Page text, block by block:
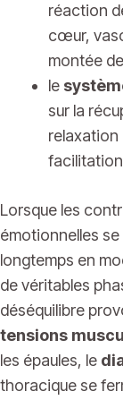
réaction
cœur,
montée
le
sur la
relaxation
facilitation
Lorsque les
émotionnelles
longtemps en
de véritables
déséquilibre
tensions
les épaules, le
thoracique se